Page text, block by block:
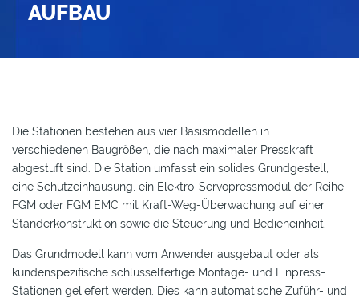
AUFBAU
Die Stationen bestehen aus vier Basismodellen in
verschiedenen Baugrößen, die nach maximaler Presskraft
abgestuft sind. Die Station umfasst ein solides Grundgestell,
eine Schutzeinhausung, ein Elektro-Servopressmodul der Reihe
FGM oder FGM EMC mit Kraft-Weg-Überwachung auf einer
Ständerkonstruktion sowie die Steuerung und Bedieneinheit.
Das Grundmodell kann vom Anwender ausgebaut oder als
kundenspezifische schlüsselfertige Montage- und Einpress-
Stationen geliefert werden. Dies kann automatische Zuführ- und